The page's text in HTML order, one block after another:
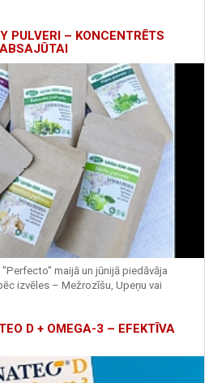
PULVERI – KONCENTRĒTS
maijā un jūnijā piedāvāja
izvēles – Mežrozīšu, Upeņu vai
D + OMEGA-3 – EFEKTĪVA